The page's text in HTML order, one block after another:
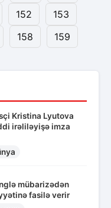
152
153
158
159
Kristina Lyutova
irəliləyişə imza
mübarizədən
fasilə verir